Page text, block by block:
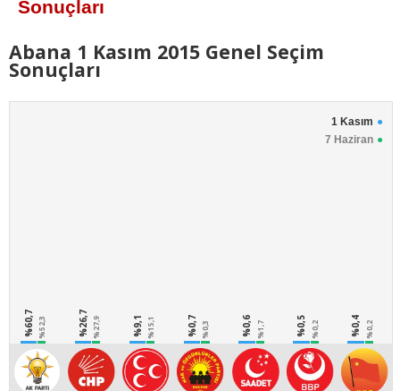
Sonuçları
Abana 1 Kasım 2015 Genel Seçim
Sonuçları
1 Kasım
7 Haziran
%60,7 %52,3 %26,7 %27,9 %9,1 %15,1 %0,7 %0,3 %0,6 %1,7 %0,5 %0,2 %0,4 %0,2